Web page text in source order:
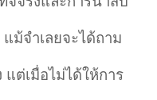
ม้จำเลยจะได้ถาม
ต่เมื่อไม่ได้ให้การ